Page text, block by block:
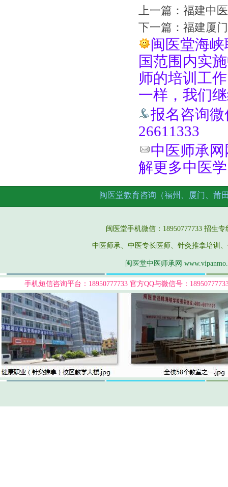
上一篇： 福建中
下一篇： 福建厦
闽医堂海
国范围内实
师的培训工
一样，我们
报名咨询微
26611333
中医师承网
解更多中医
闽医堂手机微信：18950777733 招生
中医师承、中医专长医师、针灸推拿培训
闽医堂中医师承网
手机短信咨询平台：18950777733 官方QQ与微信号：
闽医堂教育咨询（福州、厦门、莆